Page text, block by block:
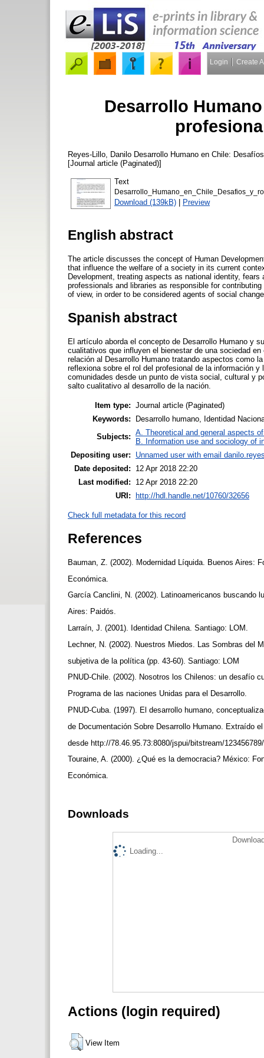
Login Create
Desarrollo
Reyes-Lillo, Danilo Desarrollo Humano en Chile:
[Journal article (Paginated)]
Text
Download (139kB) | Preview
English abstract
The article discusses the concept of Human
that influence the welfare of a society in its current
Development, treating aspects as national identity,
professionals and libraries as responsible for
of view, in order to be considered agents of social
Spanish abstract
El artículo aborda el concepto de Desarrollo Humano y
cualitativos que influyen el bienestar de una sociedad
relación al Desarrollo Humano tratando aspectos como
reflexiona sobre el rol del profesional de la información
comunidades desde un punto de vista social, cultural y
salto cualitativo al desarrollo de la nación.
Item type: Journal article (Paginated)
Keywords:
Desarrollo humano, Identidad
Subjects: A. Theoretical and general aspects
B. Information use and sociology of
Depositing user:
Unnamed user with email
Date deposited:
12 Apr 2018 22:20
Last modified:
12 Apr 2018 22:20
URI:
http://hdl.handle.net/10760/32656
Check full metadata for this record
References
Bauman, Z. (2002). Modernidad Líquida. Buenos Aires:
Económica.
García Canclini, N. (2002). Latinoamericanos buscando
Aires: Paidós.
Larraín, J. (2001). Identidad Chilena. Santiago: LOM.
Lechner, N. (2002). Nuestros Miedos. Las Sombras del
subjetiva de la política (pp. 43-60). Santiago: LOM
PNUD-Chile. (2002). Nosotros los Chilenos: un desafío
Programa de las naciones Unidas para el Desarrollo.
PNUD-Cuba. (1997). El desarrollo humano,
de Documentación Sobre Desarrollo Humano. Extraído
desde http://78.46.95.73:8080/jspui/bitstream/
Touraine, A. (2000). ¿Qué es la democracia? México:
Económica.
Downloads
Loading...
Actions (login required)
View Item